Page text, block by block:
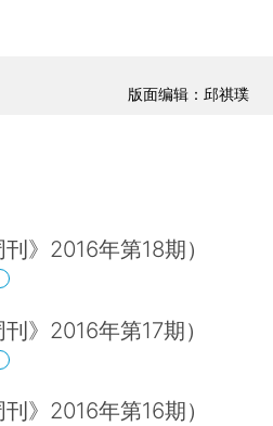
版面编辑：邱祺璞
》2016年第18期）
》2016年第17期）
》2016年第16期）